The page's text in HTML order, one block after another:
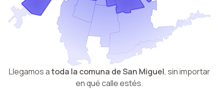
Llegamos atoda la comuna deSan Miguel, sin importar
en qué calle estés.